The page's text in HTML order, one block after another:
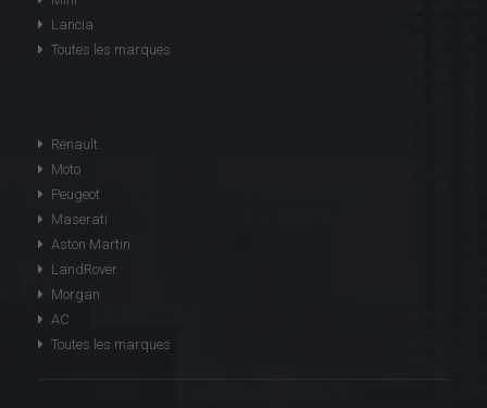
Lancia
Toutes les marques
Renault
Moto
Peugeot
Maserati
Aston Martin
LandRover
Morgan
AC
Toutes les marques